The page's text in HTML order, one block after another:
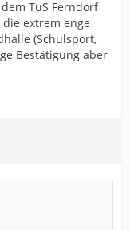
TuS Ferndorf
extrem enge
(Schulsport,
Bestätigung aber